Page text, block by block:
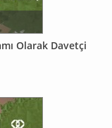
Olarak Davetçi